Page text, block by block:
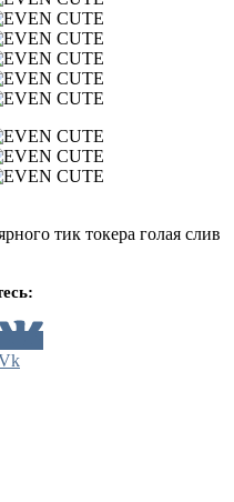
тик токера голая слив